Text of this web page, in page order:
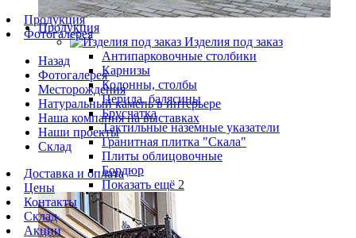
Продукция
Изделия под заказ
Антипарковочные столбики
Карнизы
Колонны, столбы
Перила, балясины
Брусчатка
Тактильные наземные указатели
Гранитная плитка "Скала"
Плиты облицовочные
Бордюр
Показать ещё 2
Продукция
Фотогалерея
Назад
Фотогалерея
Месторождения
Натуральный камень в интерьере
Наша компания на выставках
Наши проекты
Склад
Доставка и оплата
Цены
Контакты
Склад
Акции